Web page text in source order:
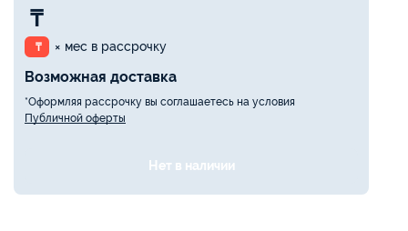
₸
₸ × мес в рассрочку
Возможная доставка
*Оформляя рассрочку вы соглашаетесь на условия
Публичной оферты
Нет в наличии